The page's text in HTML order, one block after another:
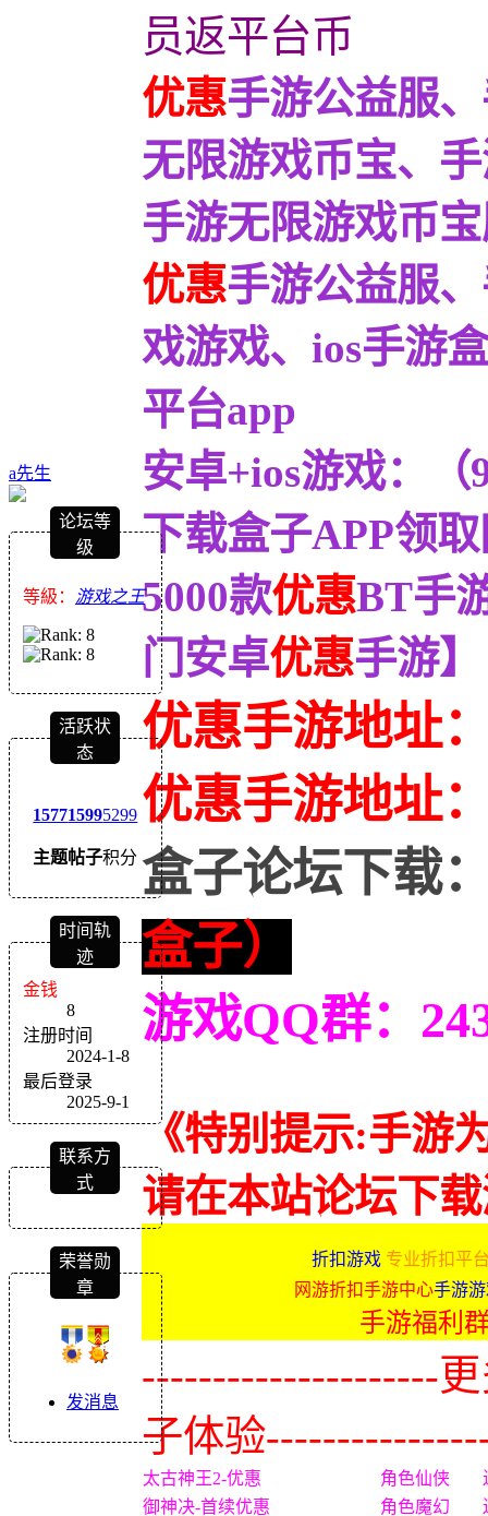
a先生
论坛等
级
等級： 游戏之王
活跃状
态
1577
主题
1599
帖子
5299
积分
时间轨
迹
金钱
8
注册时间
2024-1-8
最后登录
2025-9-1
联系方
式
荣誉勋
章
发消息
员返平台币
优惠手游公益服
无限游戏币宝、
手游无限游戏币宝
优惠手游公益服
戏游戏、ios手游
平台app
安卓+ios游戏：
下载盒子APP领
5000款优惠BT手
门安卓优惠手游】
优惠手游地址
优惠手游地址
盒子论坛下载
盒子）
游戏QQ群：
《特别提示:手游
请在本站论坛下
折扣游戏 专业折扣平
网游折扣手游中心手游
手游福利
---------------------
子体验
太古神王2-优惠 角色仙侠
御神决-首续优惠
角色魔幻